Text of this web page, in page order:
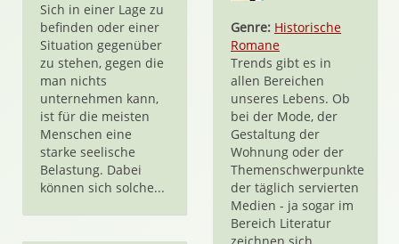
Sich in einer Lage zu
befinden oder einer
Situation gegenüber
zu stehen, gegen die
man nichts
unternehmen kann,
ist für die meisten
Menschen eine
starke seelische
Belastung. Dabei
können sich solche...
Genre: Historische
Romane
Trends gibt es in
allen Bereichen
unseres Lebens. Ob
bei der Mode, der
Gestaltung der
Wohnung oder der
Themenschwerpunkte
der täglich servierten
Medien - ja sogar im
Bereich Literatur